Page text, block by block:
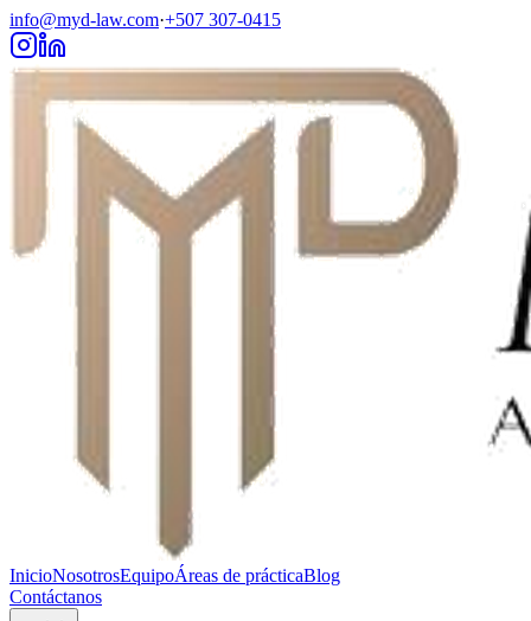
info@myd-law.com·+507 307-0415
InicioNosotrosEquipoÁreas de prácticaBlog
Contáctanos